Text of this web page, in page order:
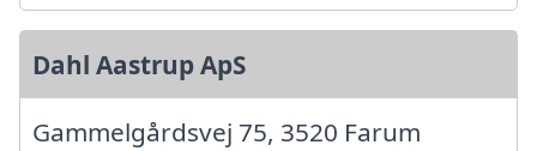
Dahl Aastrup ApS
Gammelgårdsvej 75, 3520 Farum